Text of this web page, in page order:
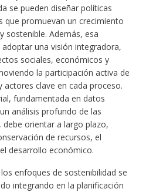
se pueden diseñar políticas
que promuevan un crecimiento
sostenible. Además, esa
una visión integradora,
sociales, económicos y
la participación activa de
actores clave en cada proceso.
fundamentada en datos
análisis profundo de las
debe orientar a largo plazo,
de recursos, el
desarrollo económico.
enfoques de sostenibilidad se
integrando en la planificación